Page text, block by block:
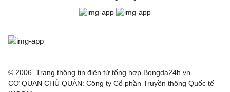
© 2006. Trang thông tin điện tử tổng hợp Bongda24h.vn
CƠ QUAN CHỦ QUẢN: Công ty Cổ phần Truyền thông Quốc tế